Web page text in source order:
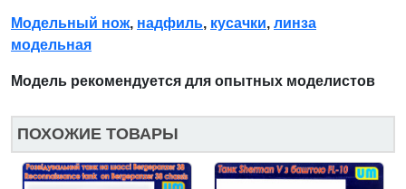
Модельный нож, надфиль, кусачки, линза
модельная
Модель рекомендуется для опытных моделистов
ПОХОЖИЕ ТОВАРЫ